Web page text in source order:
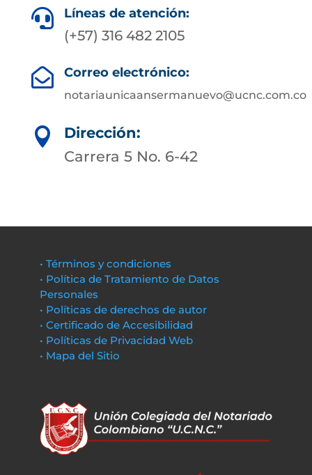
 Líneas de atención:
(+57) 316 482 2105
 Correo electrónico:
notariaunicaansermanuevo@ucnc.com.co

Dirección:
Carrera 5 No. 6-42
• Términos y condiciones
• Política de Tratamiento de Datos
Personales
• Políticas de derechos de autor
• Certificado de Accesibilidad
• Políticas de Privacidad Web
• Mapa del Sitio